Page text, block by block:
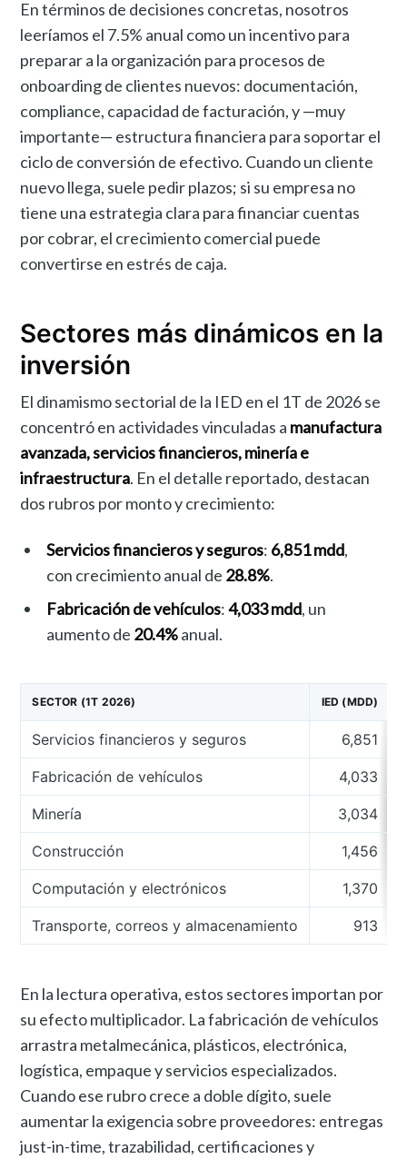
En términos de decisiones concretas, nosotros
leeríamos el 7.5% anual como un incentivo para
preparar a la organización para procesos de
onboarding de clientes nuevos: documentación,
compliance, capacidad de facturación, y —muy
importante— estructura financiera para soportar el
ciclo de conversión de efectivo. Cuando un cliente
nuevo llega, suele pedir plazos; si su empresa no
tiene una estrategia clara para financiar cuentas
por cobrar, el crecimiento comercial puede
convertirse en estrés de caja.
Sectores más dinámicos en la
inversión
El dinamismo sectorial de la IED en el 1T de 2026 se
concentró en actividades vinculadas a manufactura
avanzada, servicios financieros, minería e
infraestructura. En el detalle reportado, destacan
dos rubros por monto y crecimiento:
Servicios financieros y seguros: 6,851 mdd,
con crecimiento anual de 28.8%.
Fabricación de vehículos:4,033 mdd, un
aumento de 20.4%anual.
SECTOR (1T 2026) IED (MDD)
Servicios financieros y seguros 6,851
Fabricación de vehículos 4,033
Minería 3,034
Construcción 1,456
Computación y electrónicos 1,370
Transporte, correos y almacenamiento 913
En la lectura operativa, estos sectores importan por
su efecto multiplicador. La fabricación de vehículos
arrastra metalmecánica, plásticos, electrónica,
logística, empaque y servicios especializados.
Cuando ese rubro crece a doble dígito, suele
aumentar la exigencia sobre proveedores: entregas
just-in-time, trazabilidad, certificaciones y